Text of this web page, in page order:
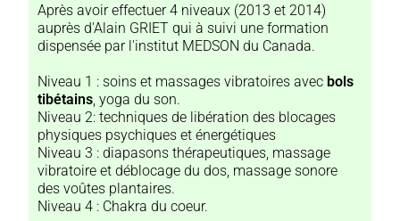
Après avoir effectuer 4 niveaux (2013 et 2014)
auprès d'Alain GRIET qui à suivi une formation
dispensée par l'institut MEDSON du Canada.
Niveau 1 : soins et massages vibratoires avec bols
tibétains , yoga du son.
Niveau 2: techniques de libération des blocages
physiques psychiques et énergétiques
Niveau 3 : diapasons thérapeutiques, massage
vibratoire et déblocage du dos, massage sonore
des voûtes plantaires.
Niveau 4 : Chakra du coeur.